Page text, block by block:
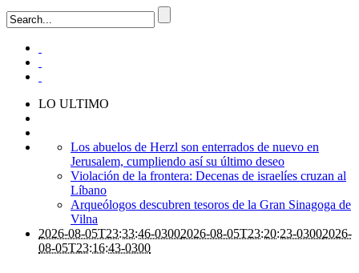
LO ULTIMO
Los abuelos de Herzl son enterrados de nuevo en
Jerusalem, cumpliendo así su último deseo
Violación de la frontera: Decenas de israelíes cruzan al
Líbano
Arqueólogos descubren tesoros de la Gran Sinagoga de
Vilna
2026-08-05T23:33:46-03002026-08-05T23:20:23-03002026-
08-05T23:16:43-0300